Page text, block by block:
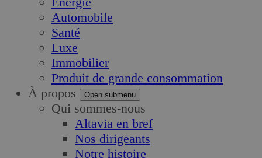
Automobile
Santé
Luxe
Immobilier
Produit de grande consommation
À propos
Open submenu
Qui sommes-nous
Altavia en bref
Nos dirigeants
Notre histoire